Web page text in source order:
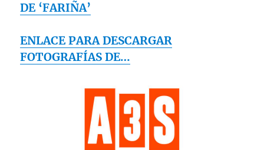
DE ‘FARIÑA’
ENLACE PARA DESCARGAR
FOTOGRAFÍAS DE…